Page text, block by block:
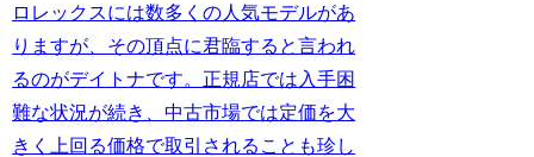
ロレックスには数多くの人気モデルがあ
りますが、その頂点に君臨すると言われ
るのがデイトナです。正規店では入手困
難な状況が続き、中古市場では定価を大
きく上回る価格で取引されることも珍し